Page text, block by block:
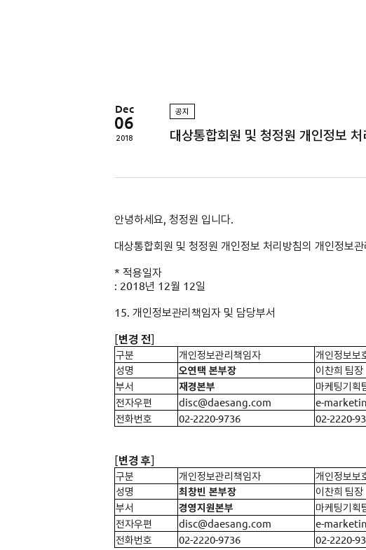
Dec
06
2018
공지
대상통합회원 및 청정원 개인정보 처
안녕하세요, 청정원 입니다.
대상통합회원 및 청정원 개인정보 처리방침의 개인정보
*적용일자
: 2018년 12월 12일
15.개인정보관리책임자 및 담당부서
[변경 전]
구분 개인정보관리책임자
개인정보보
성명
오연택 본부장
이찬희 팀장
부서
재경본부
마케팅기획
전자우편
disc@daesang.com
e-
전화번호
02-2220-9736 02-2220-
[변경 후]
구분 개인정보관리책임자
개인정보보
성명
최창빈 본부장
이찬희 팀장
부서
경영지원본부
마케팅기획
전자우편
disc@daesang.com
e-
전화번호
02-2220-9736 02-2220-